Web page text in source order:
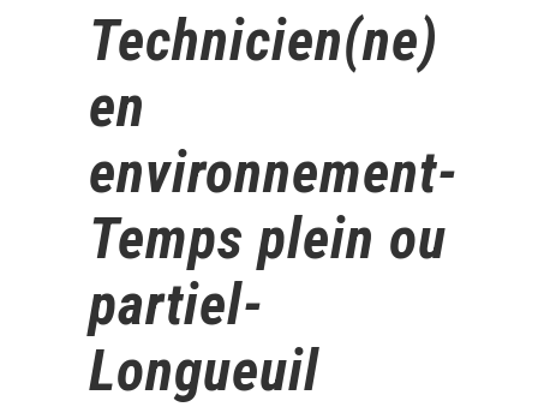
Technicien(ne)
en
environnement-
Temps plein ou
partiel-
Longueuil